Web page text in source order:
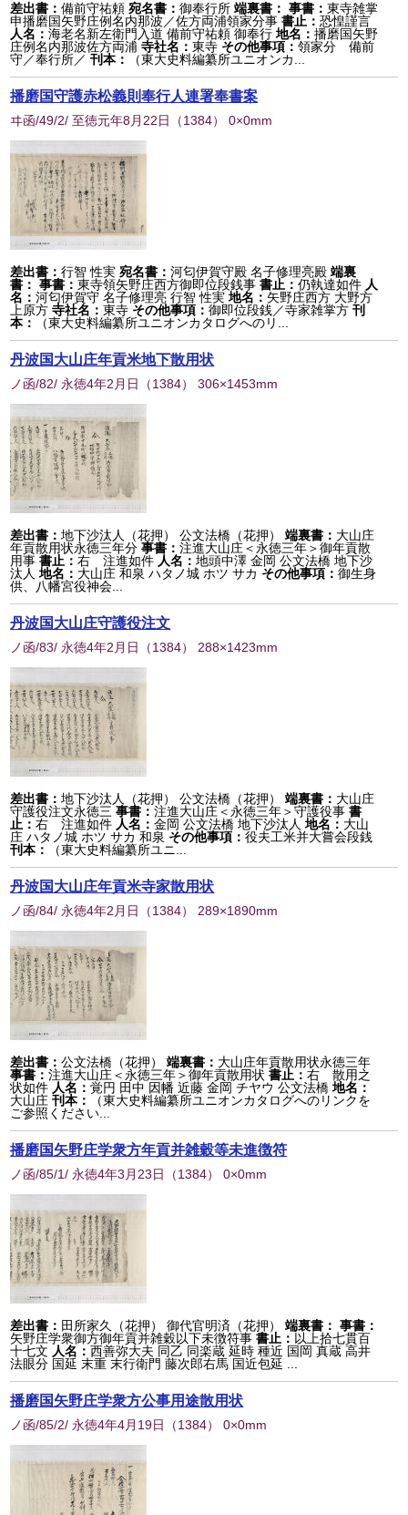
差出書：備前守祐頼 宛名書：御奉行所 端裏書： 事書：東寺雑掌
申播磨国矢野庄例名内那波／佐方両浦領家分事 書止：恐惶謹言
人名：海老名新左衛門入道 備前守祐頼 御奉行 地名：播磨国矢野
庄例名内那波佐方両浦 寺社名：東寺 その他事項：領家分 備前
守／奉行所／ 刊本： （東大史料編纂所ユニオンカ...
播磨国守護赤松義則奉行人連署奉書案
ヰ函/49/2/ 至徳元年8月22日 （1384） 0×0mm
差出書：行智 性実 宛名書：河匂伊賀守殿 名子修理亮殿 端裏
書： 事書：東寺領矢野庄西方御即位段銭事 書止：仍執達如件 人
名：河匂伊賀守 名子修理亮 行智 性実 地名： 矢野庄西方 大野方
上原方 寺社名：東寺 その他事項：御即位段銭／寺家雑掌方 刊
本：
（東大史料編纂所ユニオンカタログへのリ...
丹波国大山庄年貢米地下散用状
ノ函/82/ 永徳4年2月日 （1384） 306×1453mm
差出書：地下沙汰人（花押） 公文法橋（花押） 端裏書： 大山庄
年貢散用状永徳三年分 事書：注進大山庄＜永徳三年＞御年貢散
用事 書止：右 注進如件 人名：地頭中澤 金岡 公文法橋 地下沙
汰人 地名： 大山庄 和泉 ハタノ城 ホツ サカ その他事項：御生身
供、八幡宮役神会...
丹波国大山庄守護役注文
ノ函/83/ 永徳4年2月日 （1384） 288×1423mm
差出書：地下沙汰人（花押） 公文法橋（花押） 端裏書： 大山庄
守護役注文永徳三 事書：注進大山庄＜永徳三年＞守護役事 書
止：右 注進如件 人名：金岡 公文法橋 地下沙汰人 地名： 大山
庄 ハタノ城 ホツ サカ 和泉 その他事項：役夫工米并大嘗会段銭
刊本：
（東大史料編纂所ユニ...
丹波国大山庄年貢米寺家散用状
ノ函/84/ 永徳4年2月日 （1384） 289×1890mm
差出書：公文法橋（花押） 端裏書： 大山庄年貢散用状永徳三年
事書：注進大山庄＜永徳三年＞御年貢散用状 書止：右 散用之
状如件 人名：覚円 田中 因幡 近藤 金岡 チヤウ 公文法橋 地名：
大山庄 刊本：
（東大史料編纂所ユニオンカタログへのリンクを
ご参照ください...
播磨国矢野庄学衆方年貢并雑穀等未進徴符
ノ函/85/1/ 永徳4年3月23日 （1384） 0×0mm
差出書： 田所家久（花押） 御代官明済（花押） 端裏書： 事書：
矢野庄学衆御方御年貢并雑穀以下未徴符事 書止： 以上拾七貫百
十七文 人名：西善弥大夫 同乙 同楽蔵 延時 種近 国岡 真蔵 高井
法眼分 国延 末重 末行衛門 藤次郎右馬 国近包延 ...
播磨国矢野庄学衆方公事用途散用状
ノ函/85/2/ 永徳4年4月19日 （1384） 0×0mm